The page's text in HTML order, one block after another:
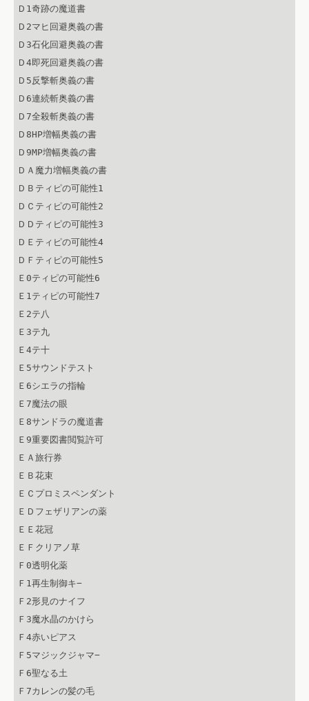
Ｄ1奇跡の魔道書
Ｄ2マヒ回避奥義の書
Ｄ3石化回避奥義の書
Ｄ4即死回避奥義の書
Ｄ5反撃斬奥義の書
Ｄ6連続斬奥義の書
Ｄ7全殺斬奥義の書
Ｄ8HP増幅奥義の書
Ｄ9MP増幅奥義の書
ＤＡ魔力増幅奥義の書
ＤＢティピの可能性1
ＤＣティピの可能性2
ＤＤティピの可能性3
ＤＥティピの可能性4
ＤＦティピの可能性5
Ｅ0ティピの可能性6
Ｅ1ティピの可能性7
Ｅ2テ八
Ｅ3テ九
Ｅ4テ十
Ｅ5サウンドテスト
Ｅ6シエラの指輪
Ｅ7魔法の眼
Ｅ8サンドラの魔道書
Ｅ9重要図書閲覧許可
ＥＡ旅行券
ＥＢ花束
ＥＣプロミスペンダント
ＥＤフェザリアンの薬
ＥＥ花冠
ＥＦクリアノ草
Ｆ0透明化薬
Ｆ1再生制御キ−
Ｆ2形見のナイフ
Ｆ3魔水晶のかけら
Ｆ4赤いピアス
Ｆ5マジックジャマ−
Ｆ6聖なる土
Ｆ7カレンの髪の毛